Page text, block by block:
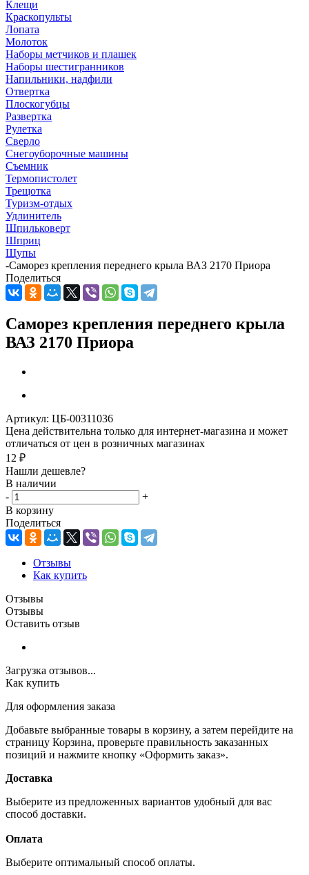
Клещи
Краскопульты
Лопата
Молоток
Наборы метчиков и плашек
Наборы шестигранников
Напильники, надфили
Отвертка
Плоскогубцы
Развертка
Рулетка
Сверло
Снегоуборочные машины
Съемник
Термопистолет
Трещотка
Туризм-отдых
Удлинитель
Шпильковерт
Шприц
Щупы
-Саморез крепления переднего крыла ВАЗ 2170 Приора
Поделиться
Саморез крепления переднего крыла
ВАЗ 2170 Приора
Артикул: ЦБ-00311036
Цена действительна только для интернет-магазина и может
отличаться от цен в розничных магазинах
12 ₽
Нашли дешевле?
В наличии
-
+
В корзину
Поделиться
Отзывы
Как купить
Отзывы
Отзывы
Оставить отзыв
Загрузка отзывов...
Как купить
Для оформления заказа
Добавьте выбранные товары в корзину, а затем перейдите на
страницу Корзина, проверьте правильность заказанных
позиций и нажмите кнопку «Оформить заказ».
Доставка
Выберите из предложенных вариантов удобный для вас
способ доставки.
Оплата
Выберите оптимальный способ оплаты.